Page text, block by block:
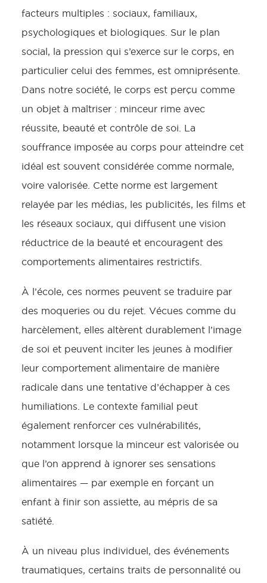
facteurs multiples : sociaux, familiaux,
psychologiques et biologiques. Sur le plan
social, la pression qui s’exerce sur le corps, en
particulier celui des femmes, est omniprésente.
Dans notre société, le corps est perçu comme
un objet à maîtriser : minceur rime avec
réussite, beauté et contrôle de soi. La
souffrance imposée au corps pour atteindre cet
idéal est souvent considérée comme normale,
voire valorisée. Cette norme est largement
relayée par les médias, les publicités, les films et
les réseaux sociaux, qui diffusent une vision
réductrice de la beauté et encouragent des
comportements alimentaires restrictifs.
À l’école, ces normes peuvent se traduire par
des moqueries ou du rejet. Vécues comme du
harcèlement, elles altèrent durablement l’image
de soi et peuvent inciter les jeunes à modifier
leur comportement alimentaire de manière
radicale dans une tentative d’échapper à ces
humiliations. Le contexte familial peut
également renforcer ces vulnérabilités,
notamment lorsque la minceur est valorisée ou
que l’on apprend à ignorer ses sensations
alimentaires — par exemple en forçant un
enfant à finir son assiette, au mépris de sa
satiété.
À un niveau plus individuel, des événements
traumatiques, certains traits de personnalité ou